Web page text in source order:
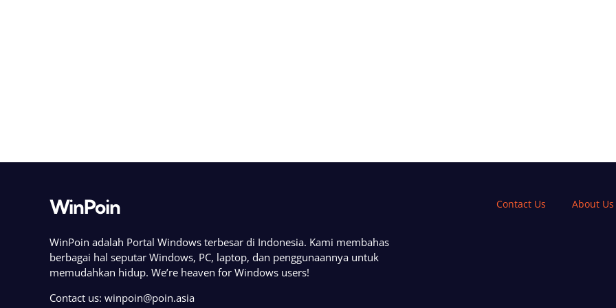
WinPoin
WinPoin adalah Portal Windows terbesar di Indonesia. Kami membahas
berbagai hal seputar Windows, PC, laptop, dan penggunaannya untuk
memudahkan hidup. We’re heaven for Windows users!
Contact us: winpoin@poin.asia
Contact Us About Us